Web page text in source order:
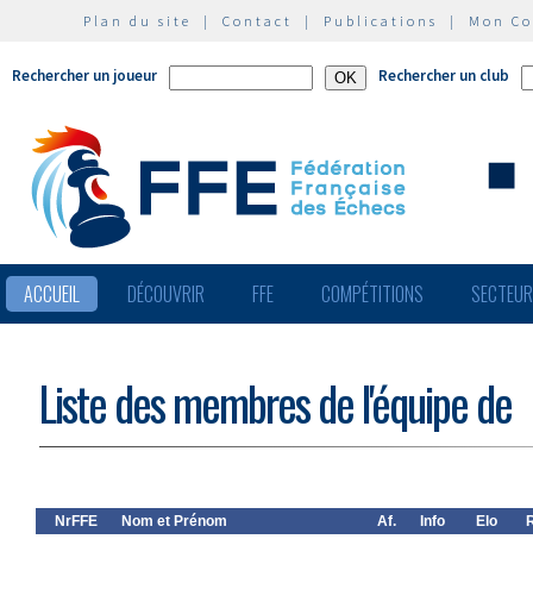
Plan du site | Contact | Publications | Mon
Rechercher un joueur Rechercher un club
ACCUEIL DÉCOUVRIR FFE COMPÉTITIONS
Liste des membres de l'équipe de
NrFFE Nom et Prénom Af. Info Elo